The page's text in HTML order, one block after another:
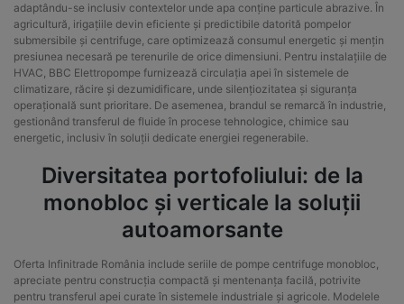
adaptându-se inclusiv contextelor unde apa conține particule abrazive. În
agricultură, irigațiile devin eficiente și predictibile datorită pompelor
submersibile și centrifuge, care optimizează consumul energetic și mențin
presiunea necesară pe terenurile de orice dimensiuni. Pentru instalațiile de
HVAC, BBC Elettropompe furnizează circulația apei în sistemele de
climatizare, răcire și dezumidificare, unde silențiozitatea și siguranța
operațională sunt prioritare. De asemenea, brandul se remarcă în industrie,
gestionând transferul de fluide în procese tehnologice, chimice sau
energetic, inclusiv în soluții dedicate energiei regenerabile.
Diversitatea portofoliului: de la
monobloc și verticale la soluții
autoamorsante
Oferta Infinitrade România include seriile de pompe centrifuge monobloc,
apreciate pentru construcția compactă și mentenanța facilă, potrivite
pentru transferul apei curate în sistemele industriale și agricole. Modelele